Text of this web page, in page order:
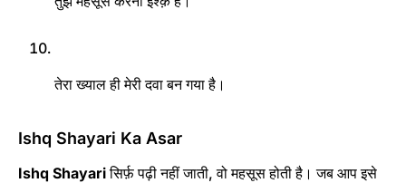
तेरा ख्याल ही मेरी दवा बन गया है।
Ishq Shayari Ka Asar
Ishq Shayariसिर्फ़ पढ़ी नहीं जाती, वो महसूस होती है। जब आप इसे